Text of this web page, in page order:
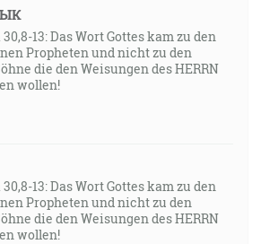
13: Das Wort Gottes kam zu den
Propheten und nicht zu den
die den Weisungen des HERRN
wollen!
13: Das Wort Gottes kam zu den
Propheten und nicht zu den
die den Weisungen des HERRN
wollen!